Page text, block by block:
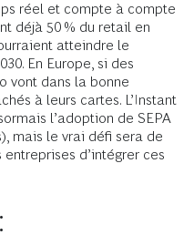
réel et compte à compte
déjà 50 % du retail en
atteindre le
En Europe, si des
vont dans la bonne
à leurs cartes. L’Instant
l’adoption de SEPA
mais le vrai défi sera de
d’intégrer ces